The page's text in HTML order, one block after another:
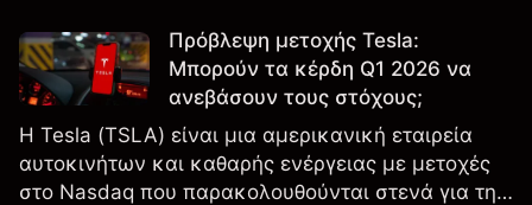
Πρόβλεψη μετοχής Tesla:
Μπορούν τα κέρδη Q1 2026 να
ανεβάσουν τους στόχους;
Η Tesla (TSLA) είναι μια αμερικανική εταιρεία
αυτοκινήτων και καθαρής ενέργειας με μετοχές
στο Nasdaq που παρακολουθούνται στενά για την